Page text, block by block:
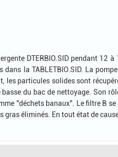
DTERBIO.SID pendant 12
la TABLETBIO.SID. La
particules solides sont
du bac de nettoyage. Son
"déchets banaux". Le filtre B
éliminés. En tout état de